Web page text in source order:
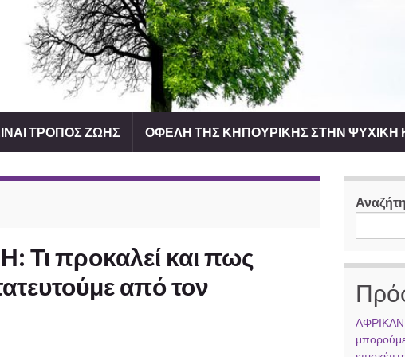
ΤΡΟΠΟΣ ΖΩΗΣ ΟΦΕΛΗ ΤΗΣ ΚΗΠΟΥΡΙΚΗΣ ΣΤΗΝ ΨΥΧΙΚΗ
προκαλεί και πως
από τον